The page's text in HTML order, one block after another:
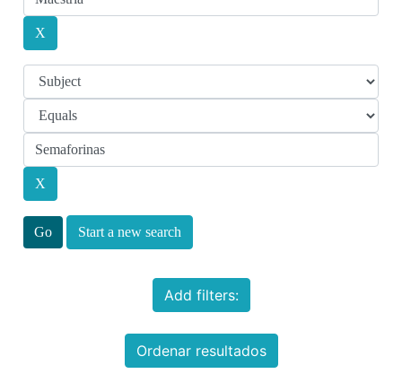
Start a new search
Add filters:
Ordenar resultados